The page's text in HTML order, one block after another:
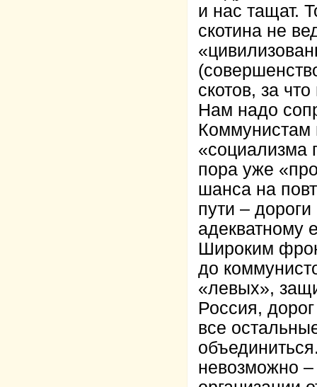
и нас тащат.
скотина не
скотов, за
Нам надо
Коммунистам
«социализма
пора уже
шанса на
пути –
адекватному
Широким
до
«левых»,
Россия,
все
невозможно